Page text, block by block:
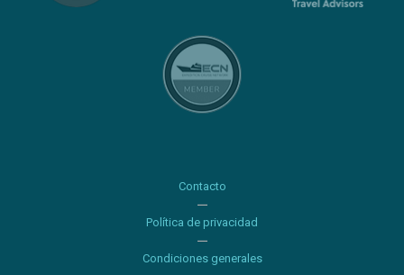
Contacto
Política de privacidad
Condiciones generales